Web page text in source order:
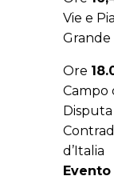
Vie e
Grande
Ore
Campo
d’Italia